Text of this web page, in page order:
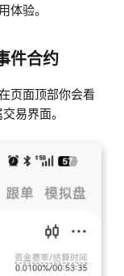
体验。
件合约
页面顶部你会看
易界面。